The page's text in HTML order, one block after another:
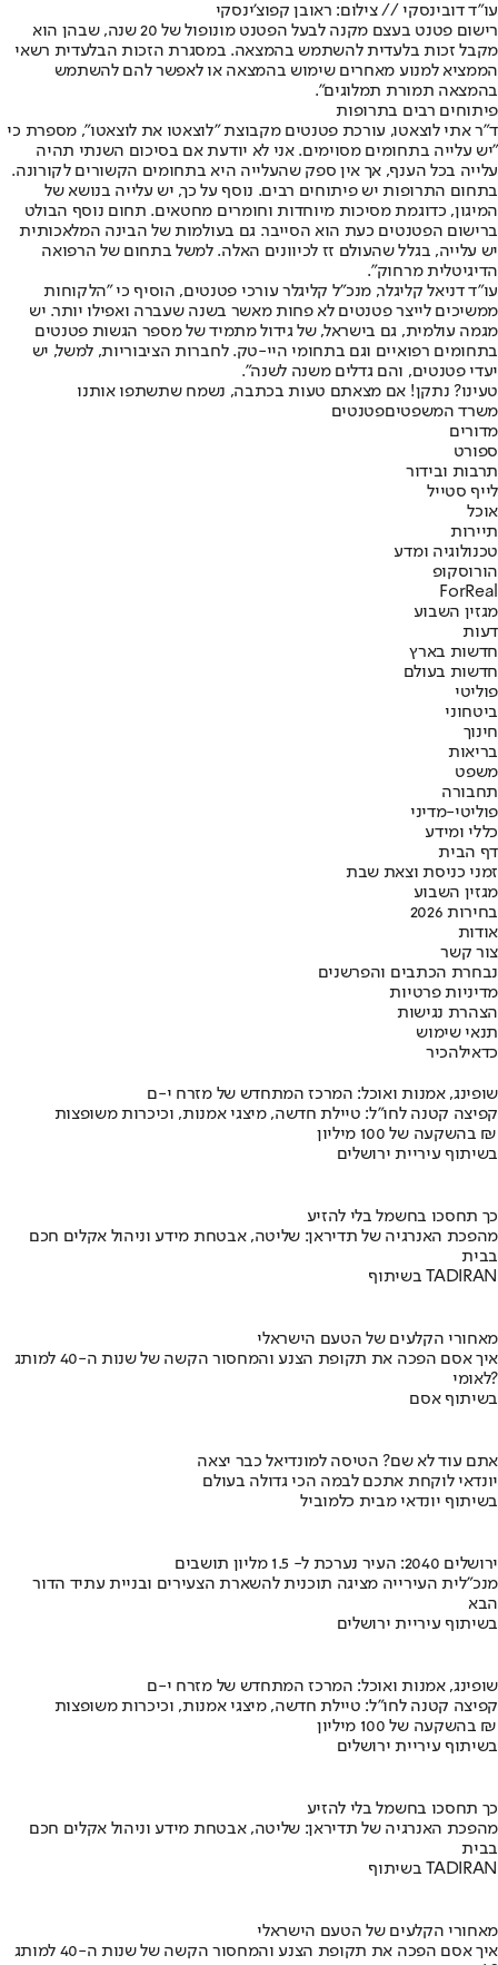
עו"ד דובינסקי // צילום: ראובן קפוצ'ינסקי
רישום פטנט בעצם מקנה לבעל הפטנט מונופול של 20 שנה, שבהן הוא
מקבל זכות בלעדית להשתמש בהמצאה. במסגרת הזכות הבלעדית רשאי
הממציא למנוע מאחרים שימוש בהמצאה או לאפשר להם להשתמש
בהמצאה תמורת תמלוגים".
פיתוחים רבים בתרופות
ד"ר אתי לוצאטו, עורכת פטנטים מקבוצת "לוצאטו את לוצאטו", מספרת כי
"יש עלייה בתחומים מסוימים. אני לא יודעת אם בסיכום השנתי תהיה
עלייה בכל הענף, אך אין ספק שהעלייה היא בתחומים הקשורים לקורונה.
בתחום התרופות יש פיתוחים רבים. נוסף על כך, יש עלייה בנושא של
המיגון, כדוגמת מסיכות מיוחדות וחומרים מחטאים. תחום נוסף הבולט
ברישום הפטנטים כעת הוא הסייבר. גם בעולמות של הבינה המלאכותית
יש עלייה, בגלל שהעולם זז לכיוונים האלה. למשל בתחום של הרפואה
הדיגיטלית מרחוק".
עו"ד דניאל קליגלר, מנכ"ל קליגלר עורכי פטנטים, הוסיף כי "הלקוחות
ממשיכים לייצר פטנטים לא פחות מאשר בשנה שעברה ואפילו יותר. יש
מגמה עולמית, גם בישראל, של גידול מתמיד של מספר הגשות פטנטים
בתחומים רפואיים וגם בתחומי היי-טק. לחברות הציבוריות, למשל, יש
יעדי פטנטים, והם גדלים משנה לשנה".
טעינו? נתקן! אם מצאתם טעות בכתבה, נשמח שתשתפו אותנו
משרד המשפטיםפטנטים
מדורים
ספורט
תרבות ובידור
לייף סטייל
אוכל
תיירות
טכנולוגיה ומדע
הורוסקופ
ForReal
מגזין השבוע
דעות
חדשות בארץ
חדשות בעולם
פוליטי
ביטחוני
חינוך
בריאות
משפט
תחבורה
פוליטי-מדיני
כללי ומידע
דף הבית
זמני כניסת וצאת שבת
מגזין השבוע
בחירות 2026
אודות
צור קשר
נבחרת הכתבים והפרשנים
מדיניות פרטיות
הצהרת נגישות
תנאי שימוש
כדאילהכיר
שופינג, אמנות ואוכל: המרכז המתחדש של מזרח י-ם
קפיצה קטנה לחו"ל: טיילת חדשה, מיצגי אמנות, וכיכרות משופצות
בהשקעה של 100 מיליון ₪
בשיתוף עיריית ירושלים
כך תחסכו בחשמל בלי להזיע
מהפכת האנרגיה של תדיראן: שליטה, אבטחת מידע וניהול אקלים חכם
בבית
בשיתוף TADIRAN
מאחורי הקלעים של הטעם הישראלי
איך אסם הפכה את תקופת הצנע והמחסור הקשה של שנות ה-40 למותג
לאומי?
בשיתוף אסם
אתם עוד לא שם? הטיסה למונדיאל כבר יצאה
יונדאי לוקחת אתכם לבמה הכי גדולה בעולם
בשיתוף יונדאי מבית כלמוביל
ירושלים 2040: העיר נערכת ל- 1.5 מליון תושבים
מנכ"לית העירייה מציגה תוכנית להשארת הצעירים ובניית עתיד הדור
הבא
בשיתוף עיריית ירושלים
שופינג, אמנות ואוכל: המרכז המתחדש של מזרח י-ם
קפיצה קטנה לחו"ל: טיילת חדשה, מיצגי אמנות, וכיכרות משופצות
בהשקעה של 100 מיליון ₪
בשיתוף עיריית ירושלים
כך תחסכו בחשמל בלי להזיע
מהפכת האנרגיה של תדיראן: שליטה, אבטחת מידע וניהול אקלים חכם
בבית
בשיתוף TADIRAN
מאחורי הקלעים של הטעם הישראלי
איך אסם הפכה את תקופת הצנע והמחסור הקשה של שנות ה-40 למותג